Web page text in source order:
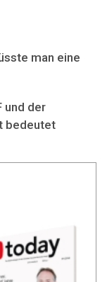
man eine
und der
bedeutet